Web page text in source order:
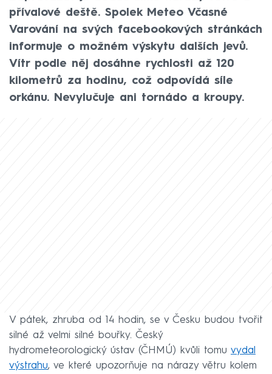
přívalové deště. Spolek Meteo Včasné
Varování na svých facebookových stránkách
informuje o možném výskytu dalších jevů.
Vítr podle něj dosáhne rychlosti až 120
kilometrů za hodinu, což odpovídá síle
orkánu. Nevylučuje ani tornádo a kroupy.
V pátek, zhruba od 14 hodin, se v Česku budou tvořit
silné až velmi silné bouřky. Český
hydrometeorologický ústav (ČHMÚ) kvůli tomu vydal
výstrahu, ve které upozorňuje na nárazy větru kolem